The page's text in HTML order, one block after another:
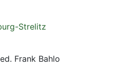
Strelitz
Frank Bahlo